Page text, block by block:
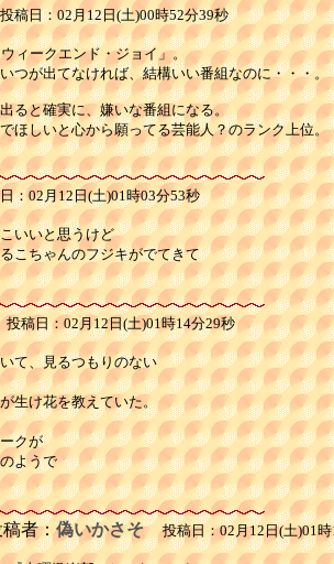
日：02月12日(土)00時52分39秒
ィークエンド・ジョイ」。
つが出てなければ、結構いい番組なのに・・・。
ると確実に、嫌いな番組になる。
ほしいと心から願ってる芸能人？のランク上位。
02月12日(土)01時03分53秒
いいと思うけど
こちゃんのフジキがでてきて
稿日：02月12日(土)01時14分29秒
て、見るつもりのない
生け花を教えていた。
クが
ようで
者：偽いかさそ 投稿日：02月12日(土)01時